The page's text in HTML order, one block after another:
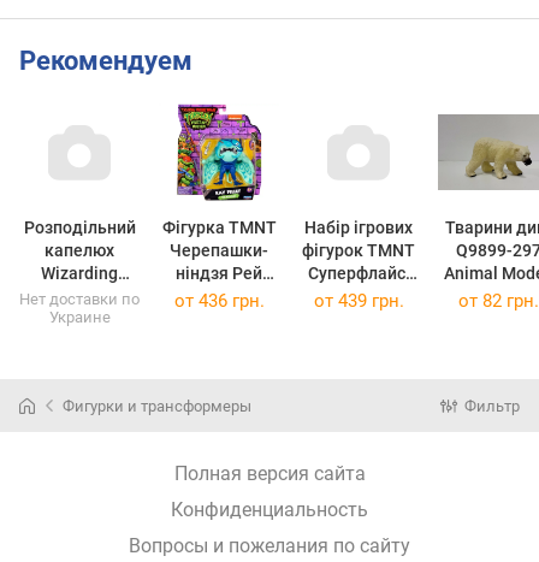
Рекомендуем
Розподільний
капелюх
Wizarding
World Harry
Potter
Фігурка TMNT
Черепашки-
ніндзя Рей
Набір ігрових
фігурок TMNT
Суперфлайс,
83481
Тварини
Q9899-
Animal
1 штука Білий
Нет доставки по
Украине
от 436 грн. от 439 грн. от 82 грн.
Фигурки и трансформеры Фильтр
Полная версия сайта
Конфиденциальность
Вопросы и пожелания по сайту